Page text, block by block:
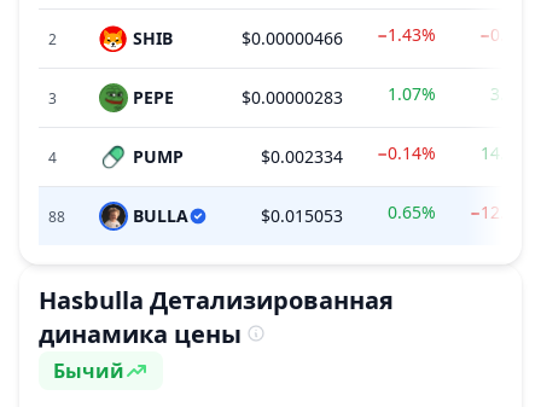
2 SHIB $0.00000466 −1.43% −0.08%
3 PEPE $0.00000283 1.07% 3.27%
4 PUMP $0.002334 −0.14% 14.57%
88 BULLA $0.015053 0.65% −12.32%
Hasbulla Детализированная
динамика цены
Настроение
Бычий